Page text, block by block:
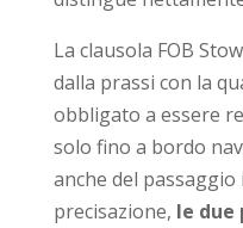
La clausola FOB
dalla prassi con la
obbligato a essere
solo fino a bordo
anche del
precisazione, le due